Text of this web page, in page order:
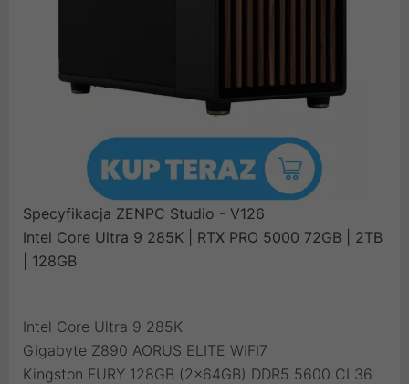
Specyfikacja ZENPC Studio - V126
Intel Core Ultra 9 285K | RTX PRO 5000 72GB | 2TB
| 128GB
Intel Core Ultra 9 285K
Gigabyte Z890 AORUS ELITE WIFI7
Kingston FURY 128GB (2x64GB) DDR5 5600 CL36